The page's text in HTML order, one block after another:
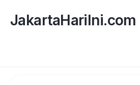
content
JakartaHariIni.com